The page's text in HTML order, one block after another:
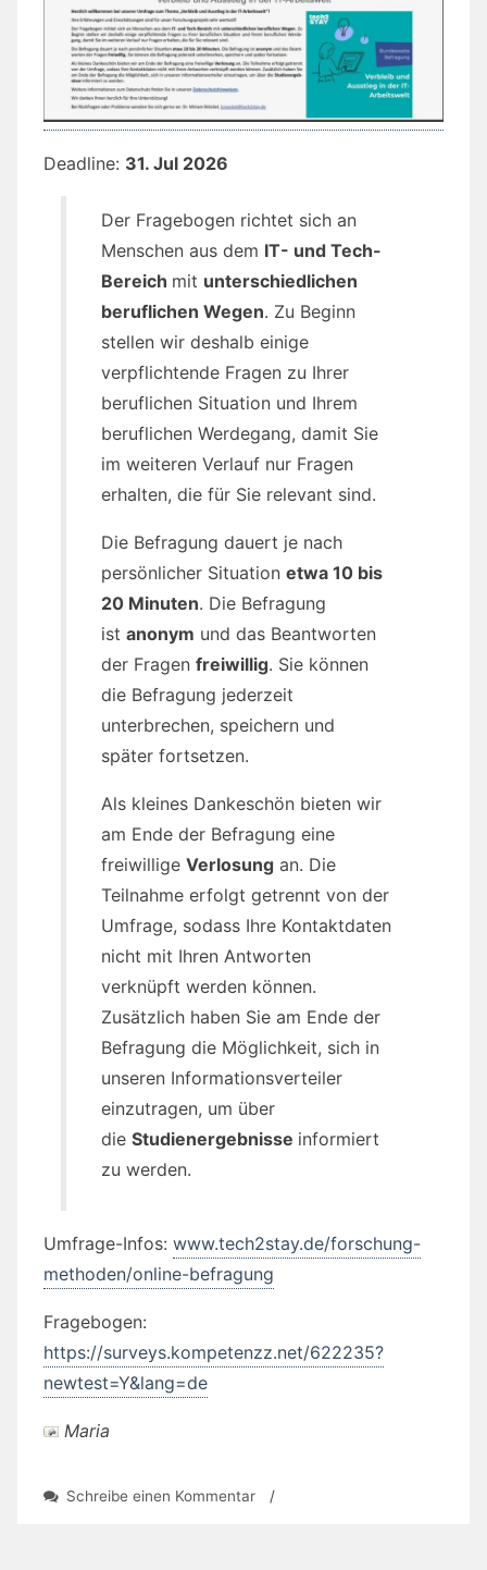
Deadline: 31. Jul 2026
Der Fragebogen richtet sich an
Menschen aus dem IT- und Tech-
Bereich mit unterschiedlichen
beruflichen Wegen. Zu Beginn
stellen wir deshalb einige
verpflichtende Fragen zu Ihrer
beruflichen Situation und Ihrem
beruflichen Werdegang, damit Sie
im weiteren Verlauf nur Fragen
erhalten, die für Sie relevant sind.
Die Befragung dauert je nach
persönlicher Situation etwa 10 bis
20 Minuten. Die Befragung
ist anonym und das Beantworten
der Fragen freiwillig. Sie können
die Befragung jederzeit
unterbrechen, speichern und
später fortsetzen.
Als kleines Dankeschön bieten wir
am Ende der Befragung eine
freiwillige Verlosung an. Die
Teilnahme erfolgt getrennt von der
Umfrage, sodass Ihre Kontaktdaten
nicht mit Ihren Antworten
verknüpft werden können.
Zusätzlich haben Sie am Ende der
Befragung die Möglichkeit, sich in
unseren Informationsverteiler
einzutragen, um über
die Studienergebnisse informiert
zu werden.
Umfrage-Infos: www.tech2stay.de/forschung-
methoden/online-befragung
Fragebogen:
https://surveys.kompetenzz.net/622235?
newtest=Y&lang=de
Maria
Schreibe einen Kommentarzu /